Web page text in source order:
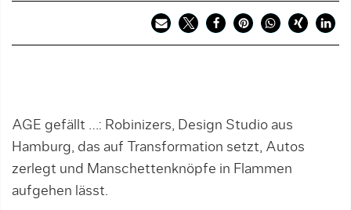
AGE gefällt …: Robinizers, Design Studio aus
Hamburg, das auf Transformation setzt, Autos
zerlegt und Manschettenknöpfe in Flammen
aufgehen lässt.